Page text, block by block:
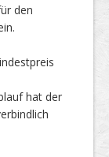
den
hat der